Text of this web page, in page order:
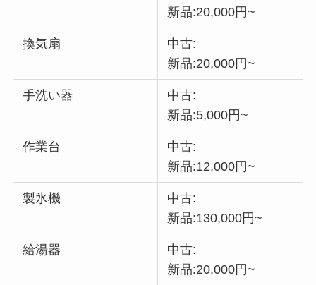
新品:20,000円~
換気扇
中古:
新品:20,000円~
手洗い器
中古:
新品:5,000円~
作業台
中古:
新品:12,000円~
製氷機
中古:
新品:130,000円~
給湯器
中古:
新品:20,000円~